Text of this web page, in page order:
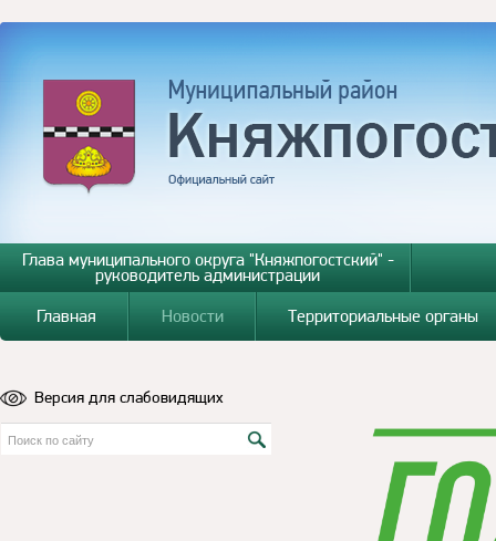
Глава муниципального округа "Княжпогостский" -
руководитель администрации
Главная
Новости Территориальные органы
Версия для слабовидящих